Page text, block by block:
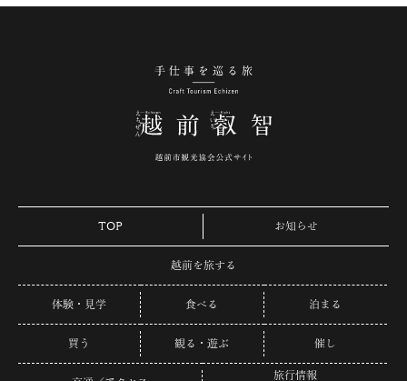
TOP お知らせ
越前を旅する
体験・見学 食べる 泊まる
買う 観る・遊ぶ 催し
旅行情報